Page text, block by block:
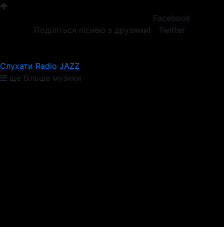
Поділіться піснею з друзями!
Facebook
Twitter
Слухати Radio JAZZ
ще більше музики